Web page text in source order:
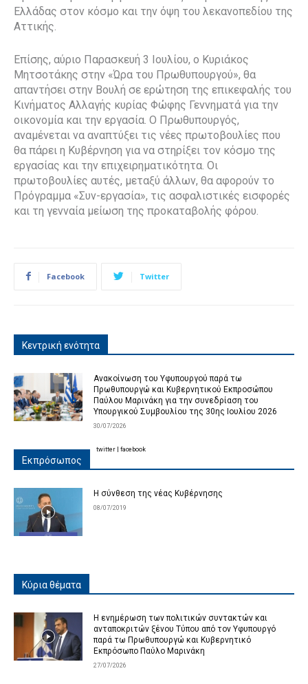
Ελλάδας στον κόσμο και την όψη του λεκανοπεδίου της
Αττικής.
Επίσης, αύριο Παρασκευή 3 Ιουλίου, ο Κυριάκος
Μητσοτάκης στην «Ώρα του Πρωθυπουργού», θα
απαντήσει στην Βουλή σε ερώτηση της επικεφαλής του
Κινήματος Αλλαγής κυρίας Φώφης Γεννηματά για την
οικονομία και την εργασία. Ο Πρωθυπουργός,
αναμένεται να αναπτύξει τις νέες πρωτοβουλίες που
θα πάρει η Κυβέρνηση για να στηρίξει τον κόσμο της
εργασίας και την επιχειρηματικότητα. Οι
πρωτοβουλίες αυτές, μεταξύ άλλων, θα αφορούν το
Πρόγραμμα «Συν-εργασία», τις ασφαλιστικές εισφορές
και τη γενναία μείωση της προκαταβολής φόρου.
Facebook Twitter
Κεντρική ενότητα
Ανακοίνωση του Υφυπουργού παρά τω
Πρωθυπουργώ και Κυβερνητικού Εκπροσώπου
Παύλου Μαρινάκη για την συνεδρίαση του
Υπουργικού Συμβουλίου της 30ης Ιουλίου 2026
30/07/2026
Εκπρόσωπος
Η σύνθεση της νέας Κυβέρνησης
08/07/2019
twitter facebook
Κύρια θέματα
Η ενημέρωση των πολιτικών συντακτών και
ανταποκριτών ξένου Τύπου από τον Υφυπουργό
παρά τω Πρωθυπουργώ και Κυβερνητικό
Εκπρόσωπο Παύλο Μαρινάκη
27/07/2026